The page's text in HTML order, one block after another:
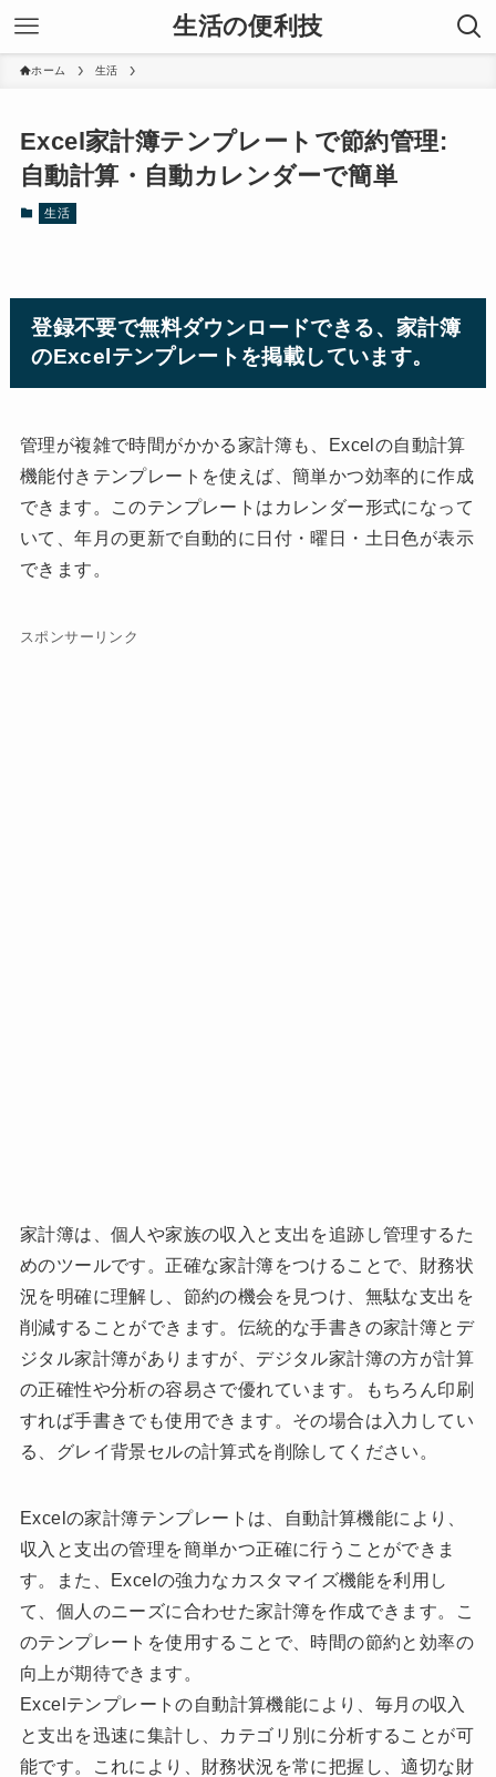
生活の便利技
ホーム 生活
Excel家計簿テンプレートで節約管理:
自動計算・自動カレンダーで簡単
生活
登録不要で無料ダウンロードできる、家計簿
のExcelテンプレートを掲載しています。
管理が複雑で時間がかかる家計簿も、Excelの自動計算
機能付きテンプレートを使えば、簡単かつ効率的に作成
できます。このテンプレートはカレンダー形式になって
いて、年月の更新で自動的に日付・曜日・土日色が表示
できます。
スポンサーリンク
家計簿は、個人や家族の収入と支出を追跡し管理するた
めのツールです。正確な家計簿をつけることで、財務状
況を明確に理解し、節約の機会を見つけ、無駄な支出を
削減することができます。伝統的な手書きの家計簿とデ
ジタル家計簿がありますが、デジタル家計簿の方が計算
の正確性や分析の容易さで優れています。もちろん印刷
すれば手書きでも使用できます。その場合は入力してい
る、グレイ背景セルの計算式を削除してください。
Excelの家計簿テンプレートは、自動計算機能により、
収入と支出の管理を簡単かつ正確に行うことができま
す。また、Excelの強力なカスタマイズ機能を利用し
て、個人のニーズに合わせた家計簿を作成できます。こ
のテンプレートを使用することで、時間の節約と効率の
向上が期待できます。
Excelテンプレートの自動計算機能により、毎月の収入
と支出を迅速に集計し、カテゴリ別に分析することが可
能です。これにより、財務状況を常に把握し、適切な財